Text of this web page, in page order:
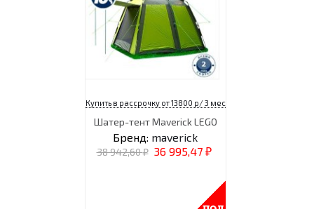
Купить в рассрочку от 13800 р/ 3 мес
Шатер-тент Maverick LEGO
Бренд: maverick
38 942,60₽ 36 995,47 ₽